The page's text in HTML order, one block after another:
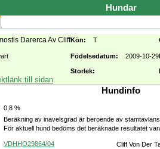
Hundar
Darerca Av CliffKön: T
Födelsedatum: 2009-10-29
Storlek:
till sidan
Hundinfo
0,8 %
Beräkning av inavelsgrad är beroende av
För aktuell hund bedöms det beräknade resultatet
VDHHO29864/04
Cliff Von Der